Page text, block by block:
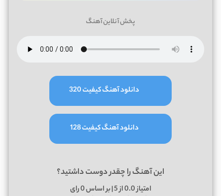
پخش آنلاین آهنگ
دانلود آهنگ کیفیت 320
دانلود آهنگ کیفیت 128
این آهنگ را چقدر دوست داشتید؟
امتیاز0.0از 5 | بر اساس 0رای